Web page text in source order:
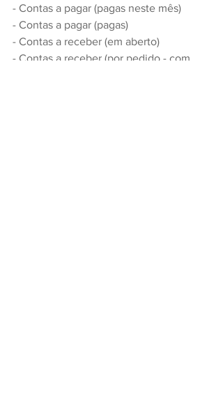
- Contas a pagar (pagas neste mês)
- Contas a pagar (pagas)
- Contas a receber (em aberto)
- Contas a receber (por pedido - com